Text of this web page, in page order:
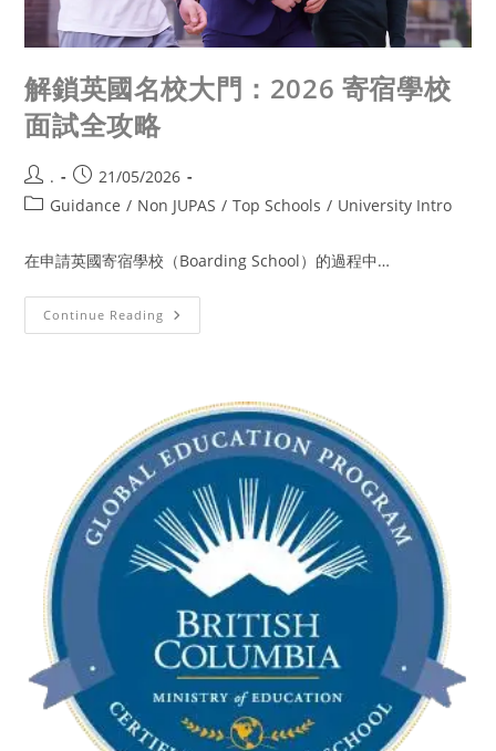
解鎖英國名校大門：2026 寄宿學校
面試全攻略
.
21/05/2026
Guidance / Non JUPAS / Top Schools / University Intro
在申請英國寄宿學校（Boarding School）的過程中…
Continue Reading